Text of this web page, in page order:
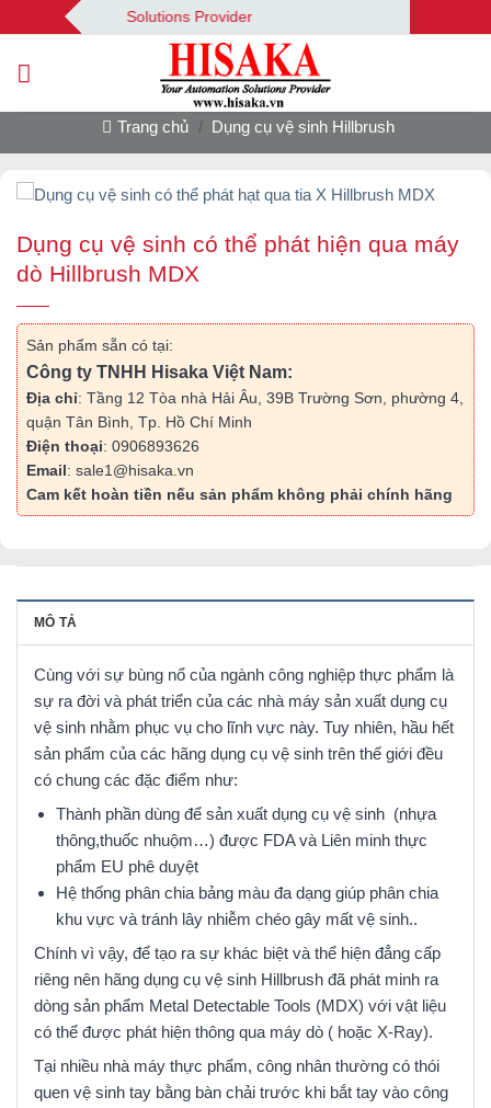
qua
nội
Automation Solutions Provider
Trang chủ / Dụng cụ vệ sinh Hillbrush
Dụng cụ vệ sinh có thể phát hiện qua máy
dò Hillbrush MDX
Sản phẩm sẵn có tại:
Công ty TNHH Hisaka Việt Nam:
Địa chỉ: Tầng 12 Tòa nhà Hải Âu, 39B Trường Sơn, phường 4,
quận Tân Bình, Tp. Hồ Chí Minh
Điện thoại: 0906893626
Email: sale1@hisaka.vn
Cam kết hoàn tiền nếu sản phẩm không phải chính hãng
MÔ TẢ
Cùng với sự bùng nổ của ngành công nghiệp thực phẩm là
sự ra đời và phát triển của các nhà máy sản xuất dụng cụ
vệ sinh nhằm phục vụ cho lĩnh vực này. Tuy nhiên, hầu hết
sản phẩm của các hãng dụng cụ vệ sinh trên thế giới đều
có chung các đặc điểm như:
Thành phần dùng để sản xuất dụng cụ vệ sinh (nhựa
thông,thuốc nhuộm…) được FDA và Liên minh thực
phẩm EU phê duyệt
Hệ thống phân chia bảng màu đa dạng giúp phân chia
khu vực và tránh lây nhiễm chéo gây mất vệ sinh..
Chính vì vậy, để tạo ra sự khác biệt và thể hiện đẳng cấp
riêng nên hãng dụng cụ vệ sinh Hillbrush đã phát minh ra
dòng sản phẩm Metal Detectable Tools (MDX) với vật liệu
có thể được phát hiện thông qua máy dò ( hoặc X-Ray).
Tại nhiều nhà máy thực phẩm, công nhân thường có thói
quen vệ sinh tay bằng bàn chải trước khi bắt tay vào công